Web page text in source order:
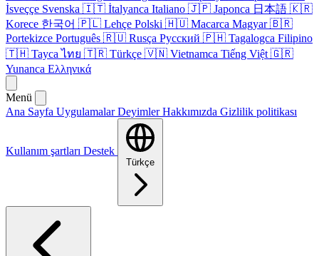
İsveççe Svenska 🇮🇹 İtalyanca Italiano 🇯🇵 Japonca 日本語 🇰🇷
Korece 한국어 🇵🇱 Lehçe Polski 🇭🇺 Macarca Magyar 🇧🇷
Portekizce Português 🇷🇺 Rusça Русский 🇵🇭 Tagalogca Filipino
🇹🇭 Tayca ไทย 🇹🇷 Türkçe 🇻🇳 Vietnamca Tiếng Việt 🇬🇷
Yunanca Ελληνικά
Menü
Ana Sayfa UygulamalarDeyimlerHakkımızda Gizlilik politikası
Kullanım şartları Destek
Türkçe